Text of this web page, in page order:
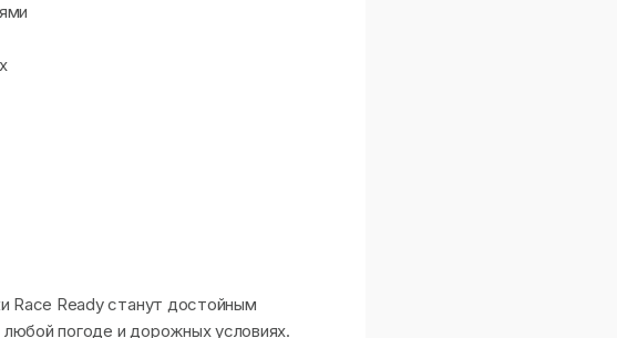
Race Ready станут достойным
погоде и дорожных условиях.